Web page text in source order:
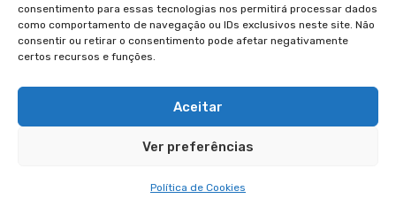
consentimento para essas tecnologias nos permitirá processar dados
como comportamento de navegação ou IDs exclusivos neste site. Não
consentir ou retirar o consentimento pode afetar negativamente
certos recursos e funções.
Aceitar
Ver preferências
Política de Cookies
Pinterest
YouTube